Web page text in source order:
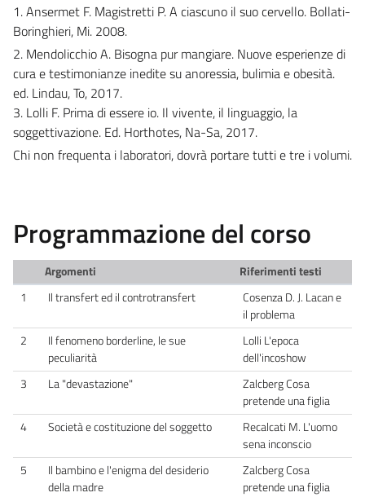
1. Ansermet F. Magistretti P. A ciascuno il suo cervello. Bollati-
Boringhieri, Mi. 2008.
2. Mendolicchio A. Bisogna pur mangiare. Nuove esperienze di
cura e testimonianze inedite su anoressia, bulimia e obesità.
ed. Lindau, To, 2017.
3. Lolli F. Prima di essere io. Il vivente, il linguaggio, la
soggettivazione. Ed. Horthotes, Na-Sa, 2017.
Chi non frequenta i laboratori, dovrà portare tutti e tre i volumi.
Programmazione del corso
Argomenti
Riferimenti testi
1
Il transfert ed il controtransfert
Cosenza D. J. Lacan e
il problema
2
Il fenomeno borderline, le sue
peculiarità
Lolli L'epoca
dell'incoshow
3
La "devastazione"
Zalcberg Cosa
pretende una figlia
4
Società e costituzione del soggetto
Recalcati M. L'uomo
sena inconscio
5
Il bambino e l'enigma del desiderio
della madre
Zalcberg Cosa
pretende una figlia